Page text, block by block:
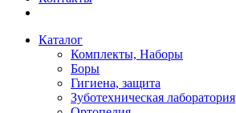
Каталог
Комплекты, Наборы
Боры
Гигиена, защита
Зуботехническая лаборатория